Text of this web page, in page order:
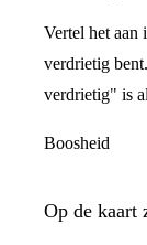
Vertel het aan
verdrietig
verdrietig" is
Boosheid
Op de kaart